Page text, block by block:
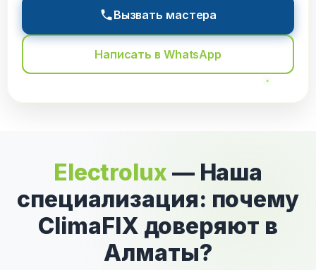
Вызвать мастера
Написать в WhatsApp
Electrolux — Наша
специализация: почему
ClimaFIX доверяют в
Алматы?